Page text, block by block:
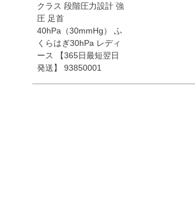
クラス 段階圧力設計 強
圧 足首
40hPa（30mmHg） ふ
くらはぎ30hPa レディ
ース 【365日最短翌日
発送】 93850001